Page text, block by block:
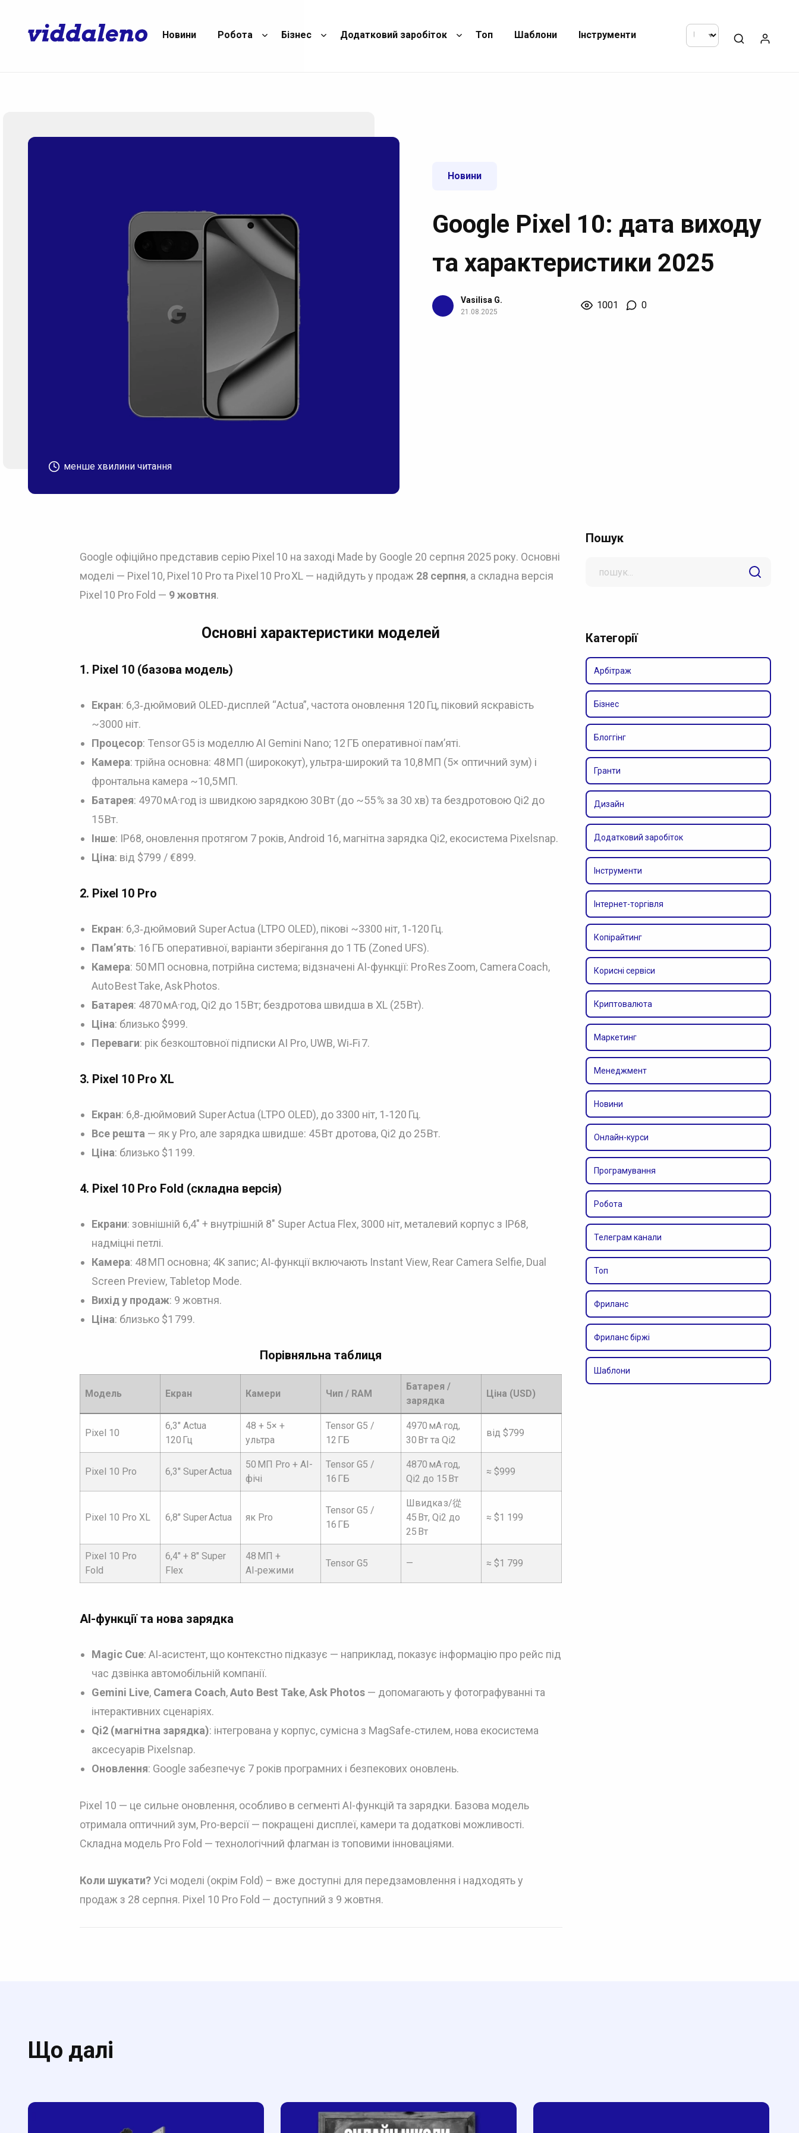
Новини Робота Бізнес Додатковий заробіток Топ Шаблони Інструменти
менше хвилини читання
Новини
Google Pixel 10: дата виходу
та характеристики 2025
Vasilisa G.
21.08.2025
1001 0
Google офіційно представив серію Pixel 10 на заході Made by Google 20 серпня 2025 року. Основні
моделі — Pixel 10, Pixel 10 Pro та Pixel 10 Pro XL — надійдуть у продаж 28 серпня, а складна версія
Pixel 10 Pro Fold — 9 жовтня.
Основні характеристики моделей
1. Pixel 10 (базова модель)
Екран: 6,3‑дюймовий OLED‑дисплей “Actua”, частота оновлення 120 Гц, піковий яскравість
~3000 ніт.
Процесор: Tensor G5 із моделлю AI Gemini Nano; 12 ГБ оперативної пам’яті.
Камера: трійна основна: 48 МП (ширококут), ультра-широкий та 10,8 МП (5× оптичний зум) і
фронтальна камера ~10,5 МП.
Батарея: 4970 мА·год із швидкою зарядкою 30 Вт (до ~55 % за 30 хв) та бездротовою Qi2 до
15 Вт.
Інше: IP68, оновлення протягом 7 років, Android 16, магнітна зарядка Qi2, екосистема Pixelsnap.
Ціна: від $799 / €899.
2. Pixel 10 Pro
Екран: 6,3‑дюймовий Super Actua (LTPO OLED), пікові ~3300 ніт, 1‑120 Гц.
Пам’ять: 16 ГБ оперативної, варіанти зберігання до 1 ТБ (Zoned UFS).
Камера: 50 МП основна, потрійна система; відзначені AI-функції: Pro Res Zoom, Camera Coach,
Auto Best Take, Ask Photos.
Батарея: 4870 мА·год, Qi2 до 15 Вт; бездротова швидша в XL (25 Вт).
Ціна: близько $999.
Переваги: рік безкоштовної підписки AI Pro, UWB, Wi‑Fi 7.
3. Pixel 10 Pro XL
Екран: 6,8‑дюймовий Super Actua (LTPO OLED), до 3300 ніт, 1‑120 Гц.
Все решта — як у Pro, але зарядка швидше: 45 Вт дротова, Qi2 до 25 Вт.
Ціна: близько $1 199.
4. Pixel 10 Pro Fold (складна версія)
Екрани: зовнішній 6,4″ + внутрішній 8″ Super Actua Flex, 3000 ніт, металевий корпус з IP68,
надміцні петлі.
Камера: 48 МП основна; 4K запис; AI‑функції включають Instant View, Rear Camera Selfie, Dual
Screen Preview, Tabletop Mode.
Вихід у продаж: 9 жовтня.
Ціна: близько $1 799.
Порівняльна таблиця
Модель Екран Камери Чип / RAM
Батарея /
зарядка
Ціна (USD)
Pixel 10
6,3″ Actua
120 Гц
48 + 5× +
ультра
Tensor G5 /
12 ГБ
4970 мА·год,
30 Вт та Qi2
від $799
Pixel 10 Pro 6,3″ Super Actua
50 МП Pro + AI-
фічі
Tensor G5 /
16 ГБ
4870 мА·год,
Qi2 до 15 Вт
≈ $999
Pixel 10 Pro XL 6,8″ Super Actua як Pro
Tensor G5 /
16 ГБ
Швидка з/從
45 Вт, Qi2 до
25 Вт
≈ $1 199
Pixel 10 Pro
Fold
6,4″ + 8″ Super
Flex
48 МП +
AI‑режими
Tensor G5 — ≈ $1 799
AI-функції та нова зарядка
Magic Cue: AI‑асистент, що контекстно підказує — наприклад, показує інформацію про рейс під
час дзвінка автомобільній компанії.
Gemini Live, Camera Coach,Auto Best Take,Ask Photos — допомагають у фотографуванні та
інтерактивних сценаріях.
Qi2 (магнітна зарядка): інтегрована у корпус, сумісна з MagSafe‑стилем, нова екосистема
аксесуарів Pixelsnap.
Оновлення: Google забезпечує 7 років програмних і безпекових оновлень.
Pixel 10 — це сильне оновлення, особливо в сегменті AI-функцій та зарядки. Базова модель
отримала оптичний зум, Pro-версії — покращені дисплеї, камери та додаткові можливості.
Складна модель Pro Fold — технологічний флагман із топовими інноваціями.
Коли шукати?Усі моделі (окрім Fold) – вже доступні для передзамовлення і надходять у
продаж з 28 серпня. Pixel 10 Pro Fold — доступний з 9 жовтня.
Пошук
Категорії
Арбітраж
Бізнес
Блоггінг
Гранти
Дизайн
Додатковий заробіток
Інструменти
Інтернет-торгівля
Копірайтинг
Корисні сервіси
Криптовалюта
Маркетинг
Менеджмент
Новини
Онлайн-курси
Програмування
Робота
Телеграм канали
Топ
Фриланс
Фриланс біржі
Шаблони
Що далі